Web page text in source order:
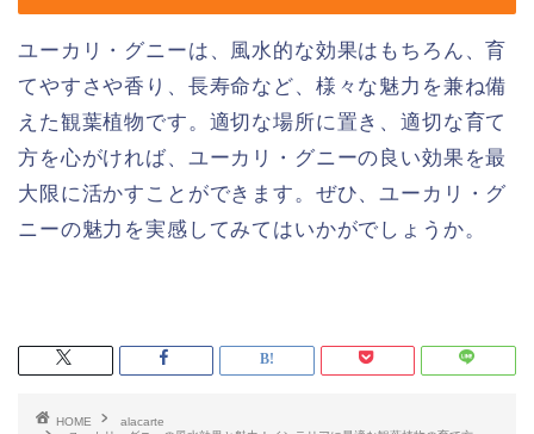
ユーカリ・グニーは、風水的な効果はもちろん、育
てやすさや香り、長寿命など、様々な魅力を兼ね備
えた観葉植物です。適切な場所に置き、適切な育て
方を心がければ、ユーカリ・グニーの良い効果を最
大限に活かすことができます。ぜひ、ユーカリ・グ
ニーの魅力を実感してみてはいかがでしょうか。
HOME
alacarte